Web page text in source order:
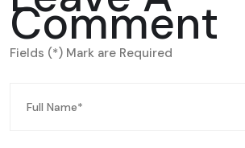
Comment
Fields (*) Mark are Required